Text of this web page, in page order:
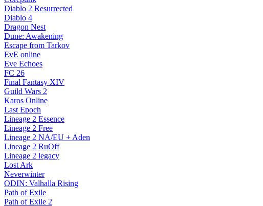
Diablo 2 Resurrected
Diablo 4
Dragon Nest
Dune: Awakening
Escape from Tarkov
EvE online
Eve Echoes
FC 26
Final Fantasy XIV
Guild Wars 2
Karos Online
Last Epoch
Lineage 2 Essence
Lineage 2 Free
Lineage 2 NA/EU + Aden
Lineage 2 RuOff
Lineage 2 legacy
Lost Ark
Neverwinter
ODIN: Valhalla Rising
Path of Exile
Path of Exile 2